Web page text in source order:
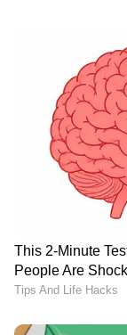
കടലിൽ മീൻ
നെഞ്ചുവേദന:
ആലപ്പുഴയിൽ
ദാരുണാന്ത്യം
തിരൂരില്‍ 10,430